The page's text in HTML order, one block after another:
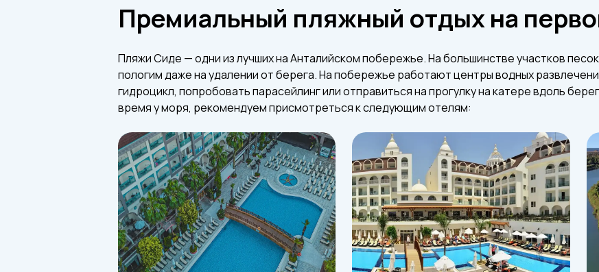
Премиальный пляжный отдых на
Пляжи Сиде — одни из лучших на Анталийском побережье. На большинстве участков
пологим даже на удалении от берега. На побережье работают центры водных
гидроцикл, попробовать парасейлинг или отправиться на прогулку на катере вдоль
время у моря, рекомендуем присмотреться к следующим отелям: